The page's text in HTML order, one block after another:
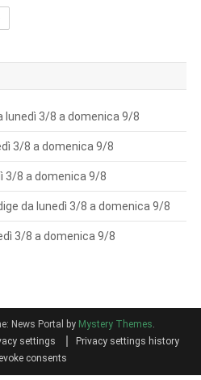
lunedì 3/8 a domenica 9/8
3/8 a domenica 9/8
3/8 a domenica 9/8
da lunedì 3/8 a domenica 9/8
3/8 a domenica 9/8
News Portal by Mystery Themes.
settings
Privacy settings history
consents